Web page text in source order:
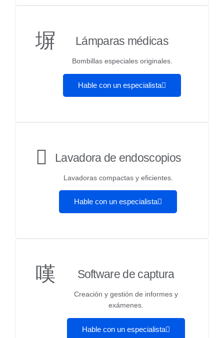
Lámparas médicas
Bombillas especiales originales.
Hable con un especialista
Lavadora de endoscopios
Lavadoras compactas y eficientes.
Hable con un especialista
Software de captura
Creación y gestión de informes y
exámenes.
Hable con un especialista